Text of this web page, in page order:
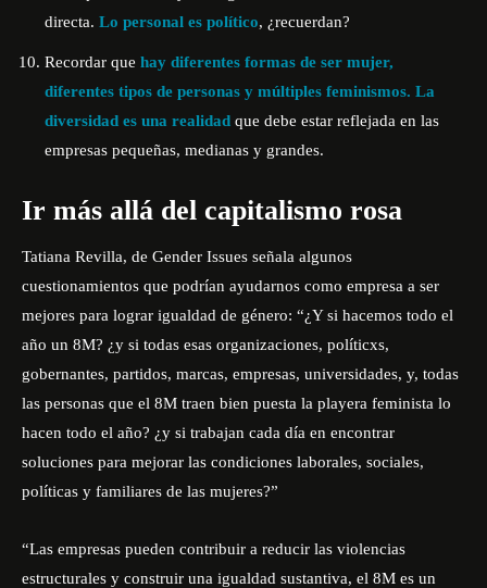
directa. Lo personal es político, ¿recuerdan?
Recordar que hay diferentes formas de ser mujer,
diferentes tipos de personas y múltiples feminismos. La
diversidad es una realidad que debe estar reflejada en las
empresas pequeñas, medianas y grandes.
Ir más allá del capitalismo rosa
Tatiana Revilla, de Gender Issues señala algunos
cuestionamientos que podrían ayudarnos como empresa a ser
mejores para lograr igualdad de género: “¿Y si hacemos todo el
año un 8M? ¿y si todas esas organizaciones, políticxs,
gobernantes, partidos, marcas, empresas, universidades, y, todas
las personas que el 8M traen bien puesta la playera feminista lo
hacen todo el año? ¿y si trabajan cada día en encontrar
soluciones para mejorar las condiciones laborales, sociales,
políticas y familiares de las mujeres?”
“Las empresas pueden contribuir a reducir las violencias
estructurales y construir una igualdad sustantiva, el 8M es un